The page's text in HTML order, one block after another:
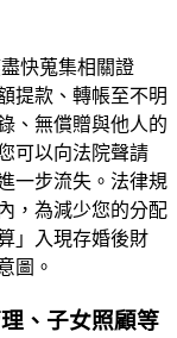
快蒐集相關證
提款、轉帳至不明
、無償贈與他人的
可以向法院聲請
一步流失。法律規
，為減少您的分配
」入現存婚後財
圖。
、子女照顧等